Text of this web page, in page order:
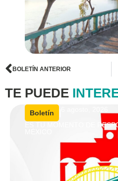
BOLETÍN ANTERIOR
TE PUEDE
Boletín
ES TU MOMENTO DE